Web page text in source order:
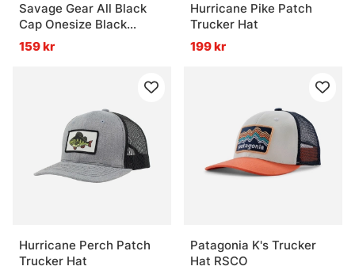
Savage Gear All Black
Cap Onesize Black
Caviar
159 kr
Hurricane Pike Patch
Trucker Hat
199 kr
Hurricane Perch Patch
Trucker Hat
Patagonia K's Trucker
Hat RSCO